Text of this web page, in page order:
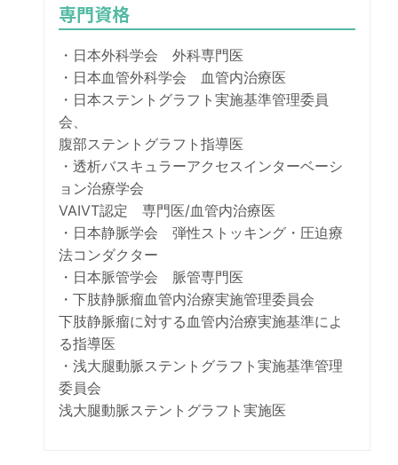
専門資格
・日本外科学会 外科専門医
・日本血管外科学会 血管内治療医
・日本ステントグラフト実施基準管理委員
会、
腹部ステントグラフト指導医
・透析バスキュラーアクセスインターベーシ
ョン治療学会
VAIVT認定 専門医/血管内治療医
・日本静脈学会 弾性ストッキング・圧迫療
法コンダクター
・日本脈管学会 脈管専門医
・下肢静脈瘤血管内治療実施管理委員会
下肢静脈瘤に対する血管内治療実施基準によ
る指導医
・浅大腿動脈ステントグラフト実施基準管理
委員会
浅大腿動脈ステントグラフト実施医